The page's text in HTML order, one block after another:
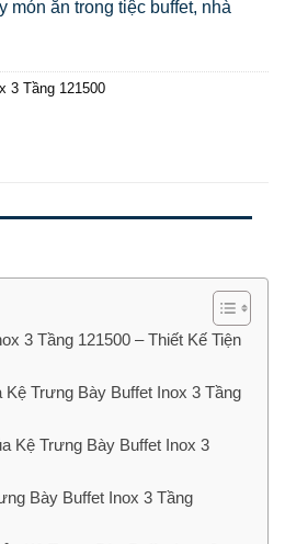
món ăn trong tiệc buffet, nhà
3 Tầng 121500
3 Tầng 121500 – Thiết Kế Tiện
Trưng Bày Buffet Inox 3 Tầng
Kệ Trưng Bày Buffet Inox 3
Bày Buffet Inox 3 Tầng